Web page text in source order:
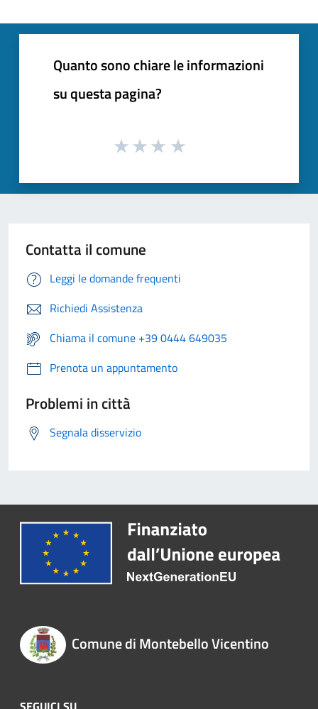
Quanto sono chiare le informazioni
su questa pagina?
Contatta il comune
Leggi le domande frequenti
Richiedi Assistenza
Chiama il comune +39 0444 649035
Prenota un appuntamento
Problemi in città
Segnala disservizio
Comune di Montebello Vicentino